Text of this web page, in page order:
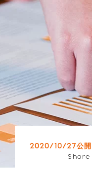
2020/10/27公開
Share